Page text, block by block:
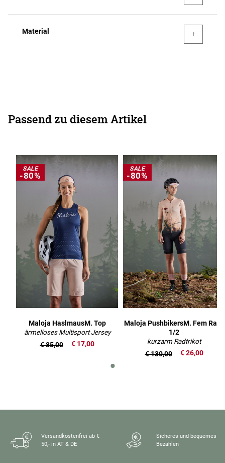
Material
Passend zu diesem Artikel
SALE
-80%
Maloja HaslmausM. Top
ärmelloses Multisport Jersey
€ 17,00
€ 85,00
SALE
-80%
Maloja PushbikersM. Fem Race
1/2
kurzarm Radtrikot
€ 26,00
€ 130,00
Versandkostenfrei ab €
50,- in AT & DE
Sicheres und bequemes
Bezahlen